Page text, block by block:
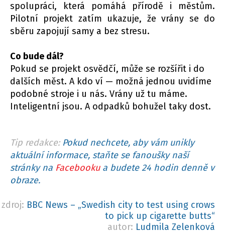
spolupráci, která pomáhá přírodě i městům.
Pilotní projekt zatím ukazuje, že vrány se do
sběru zapojují samy a bez stresu.
Co bude dál?
Pokud se projekt osvědčí, může se rozšířit i do
dalších měst. A kdo ví — možná jednou uvidíme
podobné stroje i u nás. Vrány už tu máme.
Inteligentní jsou. A odpadků bohužel taky dost.
Tip redakce: Pokud nechcete, aby vám unikly
aktuální informace, staňte se fanoušky naší
stránky na Facebookua budete 24 hodin denně v
obraze.
zdroj: BBC News – „Swedish city to test using crows
to pick up cigarette butts“
autor: Ludmila Zelenková